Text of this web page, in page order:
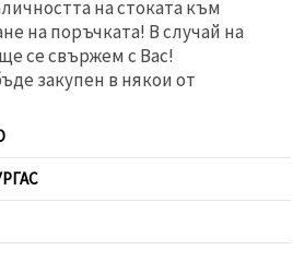
на стоката към
на поръчката! В случай на
се свържем с Вас!
закупен в някои от